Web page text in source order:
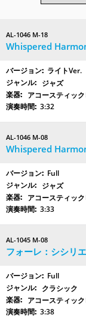
AL-1046 M-18
Whispered
ライトVer.
ジャズ
アコースティッ
3:32
AL-1046 M-08
Whispered
Full
ジャズ
アコースティッ
3:33
AL-1045 M-08
フォーレ：シシリ
Full
クラシック
アコースティッ
3:38